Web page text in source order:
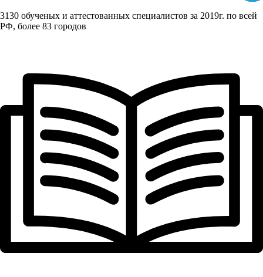
3130 обученых и аттестованных специалистов за 2019г. по всей
РФ, более 83 городов